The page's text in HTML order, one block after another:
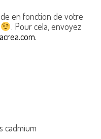
en fonction de votre
. Pour cela, envoyez
cadmium